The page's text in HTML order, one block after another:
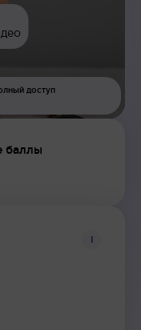
доступ
баллы
i